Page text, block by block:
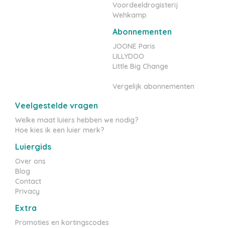
Voordeeldrogisterij
Wehkamp
Abonnementen
JOONE Paris
LILLYDOO
Little Big Change
Vergelijk abonnementen
Veelgestelde vragen
Welke maat luiers hebben we nodig?
Hoe kies ik een luier merk?
Luiergids
Over ons
Blog
Contact
Privacy
Extra
Promoties en kortingscodes